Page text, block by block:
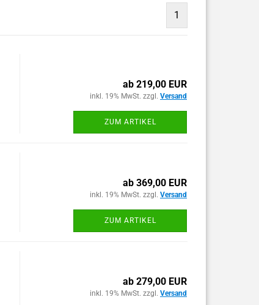
1
ab 219,00 EUR
inkl. 19% MwSt. zzgl. Versand
ZUM ARTIKEL
ab 369,00 EUR
inkl. 19% MwSt. zzgl. Versand
ZUM ARTIKEL
ab 279,00 EUR
inkl. 19% MwSt. zzgl. Versand